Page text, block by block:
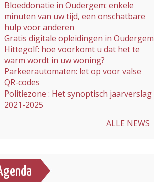
Bloeddonatie in Oudergem: enkele
minuten van uw tijd, een onschatbare
hulp voor anderen
Gratis digitale opleidingen in Oudergem
Hittegolf: hoe voorkomt u dat het te
warm wordt in uw woning?
Parkeerautomaten: let op voor valse
QR-codes
Politiezone : Het synoptisch jaarverslag
2021-2025
ALLE NEWS